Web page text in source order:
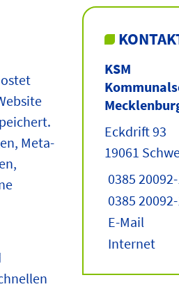
Meta-
KSM
Eckdrift 93
19061
0385
0385
E-Mail
Internet